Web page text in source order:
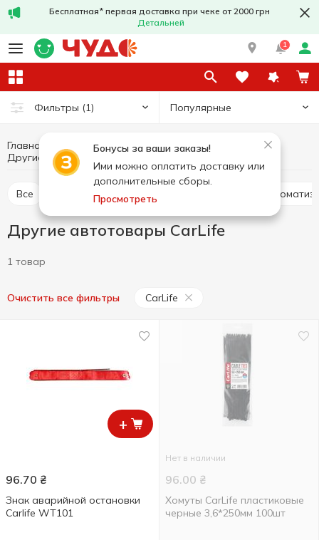
Бесплатная* первая доставка при чеке от 2000 грн
Детальней
1
Фильтры (1) Популярные
Бонусы за ваши заказы!
Ими можно оплатить доставку или
дополнительные сборы.
Просмотреть
Главная Хобби и отдых
Автотовары
Другие автотовары
Все Омыватели стекла
Другие автотовары CarLife
1 товар
Очистить все фильтры CarLife
+
96.70 ₴
Знак аварийной остановки
Carlife WT101
Нет в наличии
96.00 ₴
Хомуты CarLife пластиковые
черные 3,6*250мм 100шт